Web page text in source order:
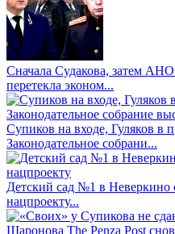
Сначала Судакова, затем
перетекла эконом...
Супиков на входе, Гуляков в
Законодательное собрани...
Детский сад №1 в Неверкино
нацпроекту...